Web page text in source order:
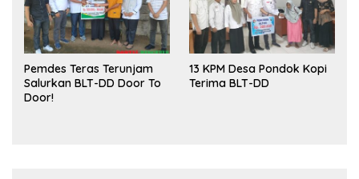
Pemdes Teras Terunjam
Salurkan BLT-DD Door To
Door!
13 KPM Desa Pondok Kopi
Terima BLT-DD